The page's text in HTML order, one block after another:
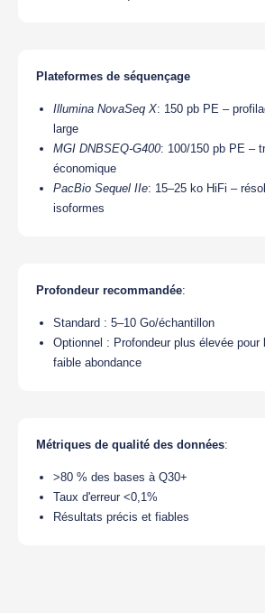
Plateformes de séquençage
Illumina NovaSeq X: 150 pb PE –
large
MGI DNBSEQ-G400: 100/150 pb PE –
économique
PacBio Sequel IIe: 15–25 ko HiFi –
isoformes
Profondeur recommandée:
Standard : 5–10 Go/échantillon
Optionnel : Profondeur plus élevée
faible abondance
Métriques de qualité des données:
>80 % des bases à Q30+
Taux d'erreur <0,1%
Résultats précis et fiables